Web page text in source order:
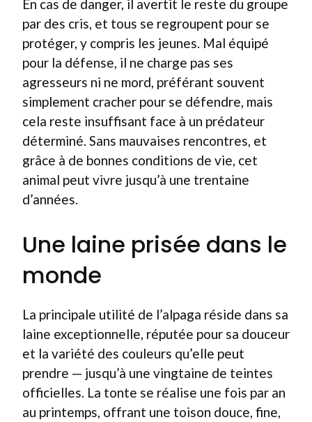
En cas de danger, il avertit le reste du groupe
par des cris, et tous se regroupent pour se
protéger, y compris les jeunes. Mal équipé
pour la défense, il ne charge pas ses
agresseurs ni ne mord, préférant souvent
simplement cracher pour se défendre, mais
cela reste insuffisant face à un prédateur
déterminé. Sans mauvaises rencontres, et
grâce à de bonnes conditions de vie, cet
animal peut vivre jusqu’à une trentaine
d’années.
Une laine prisée dans le
monde
La principale utilité de l’alpaga réside dans sa
laine exceptionnelle, réputée pour sa douceur
et la variété des couleurs qu’elle peut
prendre — jusqu’à une vingtaine de teintes
officielles. La tonte se réalise une fois par an
au printemps, offrant une toison douce, fine,